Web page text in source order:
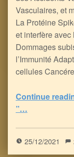
Vasculaires, et
La Protéine
et interfère
Dommages
l’Immunité
cellules
Continue
”…
25/12/2021